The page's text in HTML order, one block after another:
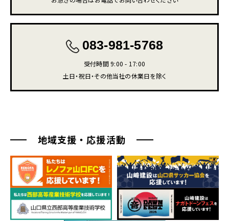
083-981-5768
受付時間 9:00 - 17:00
土日・祝日・その他当社の休業日を除く
地域支援・応援活動